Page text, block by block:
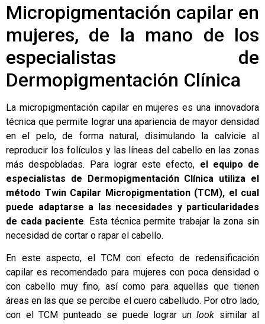
Micropigmentación capilar en
mujeres, de la mano de los
especialistas de
Dermopigmentación Clínica
La micropigmentación capilar en mujeres es una innovadora
técnica que permite lograr una apariencia de mayor densidad
en el pelo, de forma natural, disimulando la calvicie al
reproducir los folículos y las líneas del cabello en las zonas
más despobladas. Para lograr este efecto, el equipo de
especialistas de Dermopigmentación Clínica utiliza el
método Twin Capilar Micropigmentation (TCM), el cual
puede adaptarse a las necesidades y particularidades
de cada paciente. Esta técnica permite trabajar la zona sin
necesidad de cortar o rapar el cabello.
En este aspecto, el TCM con efecto de redensificación
capilar es recomendado para mujeres con poca densidad o
con cabello muy fino, así como para aquellas que tienen
áreas en las que se percibe el cuero cabelludo. Por otro lado,
con el TCM punteado se puede lograr un look similar al